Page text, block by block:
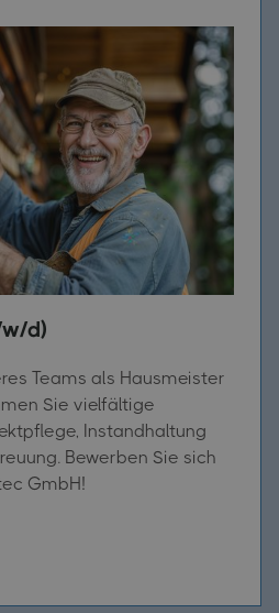
d)
Teams als Hausmeister
Sie vielfältige
Instandhaltung
Bewerben Sie sich
GmbH!